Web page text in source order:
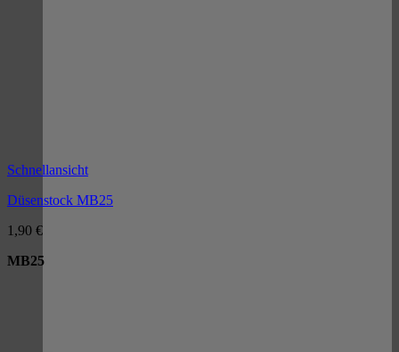
Schnellansicht
Düsenstock MB25
1,90 €
MB25